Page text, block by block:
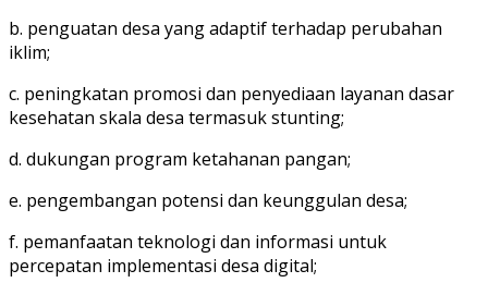
b. penguatan desa yang adaptif terhadap perubahan
iklim;
c. peningkatan promosi dan penyediaan layanan dasar
kesehatan skala desa termasuk stunting;
d. dukungan program ketahanan pangan;
e. pengembangan potensi dan keunggulan desa;
f. pemanfaatan teknologi dan informasi untuk
percepatan implementasi desa digital;